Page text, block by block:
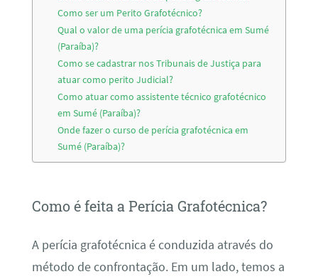
Como ser um Perito Grafotécnico?
Qual o valor de uma perícia grafotécnica em Sumé
(Paraíba)?
Como se cadastrar nos Tribunais de Justiça para
atuar como perito Judicial?
Como atuar como assistente técnico grafotécnico
em Sumé (Paraíba)?
Onde fazer o curso de perícia grafotécnica em
Sumé (Paraíba)?
Como é feita a Perícia Grafotécnica?
A perícia grafotécnica é conduzida através do
método de confrontação. Em um lado, temos a